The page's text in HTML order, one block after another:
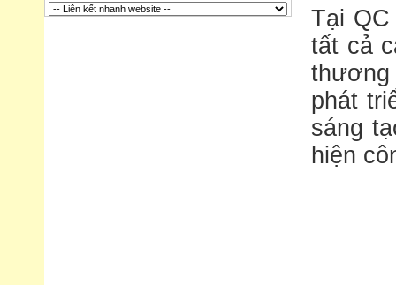
Tại
tất cả
thương
phát
sáng
hiện